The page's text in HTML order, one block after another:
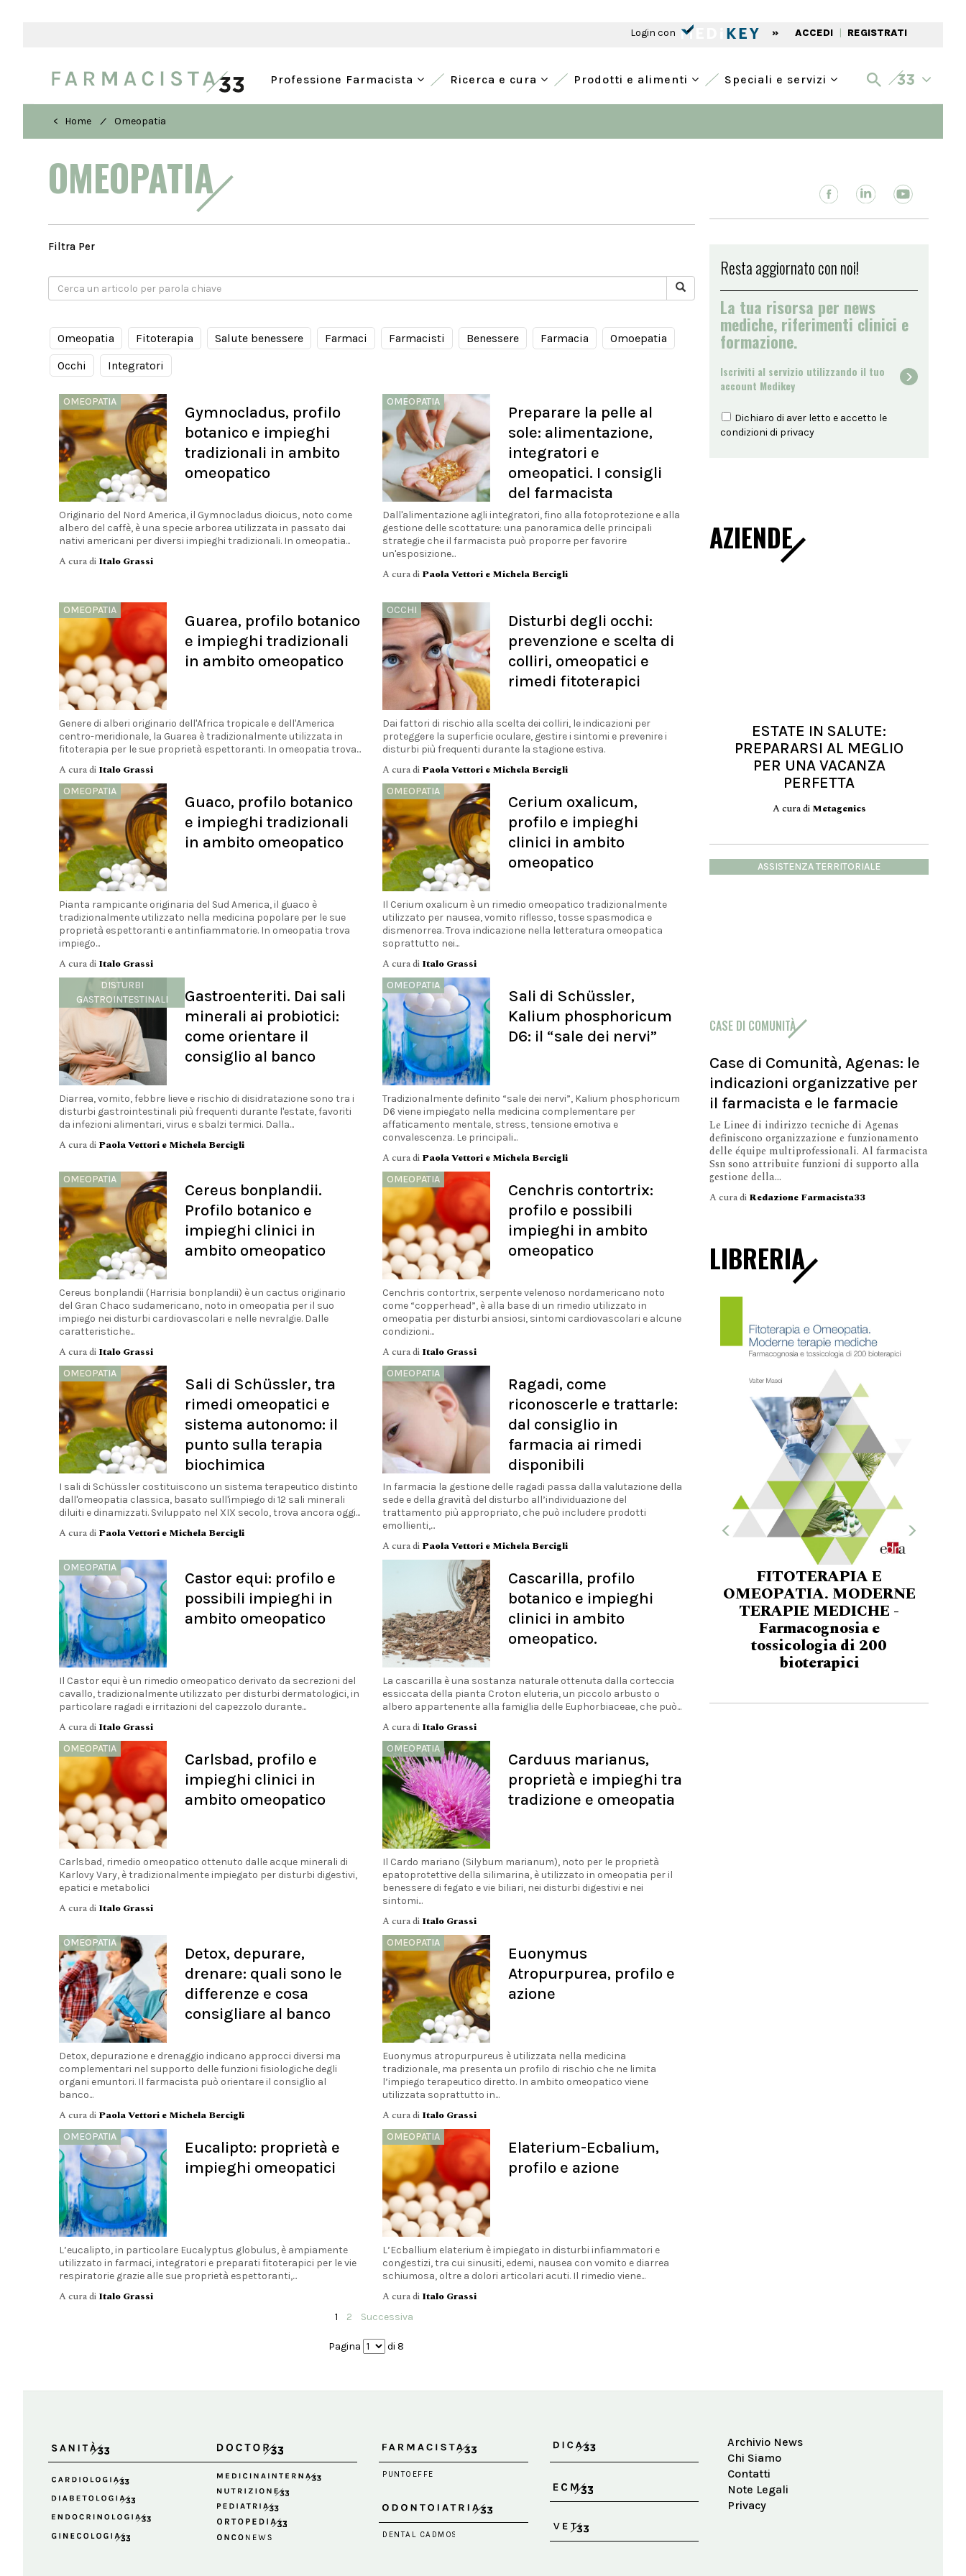
Login con » ACCEDI | REGISTRATI
Professione Farmacista Ricerca e cura Prodotti e alimenti Speciali e servizi
< Home / Omeopatia
OMEOPATIA
Filtra Per
Omeopatia Fitoterapia Salute benessere Farmaci Farmacisti Benessere Farmacia
Omoepatia
Occhi
Integratori
OMEOPATIA
Gymnocladus, profilo
botanico e impieghi
tradizionali in ambito
omeopatico
Originario del Nord America, il Gymnocladus dioicus, noto come
albero del caffè, è una specie arborea utilizzata in passato dai
nativi americani per diversi impieghi tradizionali. In omeopatia...
A cura di Italo Grassi
OMEOPATIA
Preparare la pelle al
sole: alimentazione,
integratori e
omeopatici. I consigli
del farmacista
Dall'alimentazione agli integratori, fino alla fotoprotezione e alla
gestione delle scottature: una panoramica delle principali
strategie che il farmacista può proporre per favorire
un'esposizione...
A cura di Paola Vettori e Michela Bercigli
OMEOPATIA
Guarea, profilo botanico
e impieghi tradizionali
in ambito omeopatico
Genere di alberi originario dell'Africa tropicale e dell'America
centro-meridionale, la Guarea è tradizionalmente utilizzata in
fitoterapia per le sue proprietà espettoranti. In omeopatia trova...
A cura di Italo Grassi
OCCHI
Disturbi degli occhi:
prevenzione e scelta di
colliri, omeopatici e
rimedi fitoterapici
Dai fattori di rischio alla scelta dei colliri, le indicazioni per
proteggere la superficie oculare, gestire i sintomi e prevenire i
disturbi più frequenti durante la stagione estiva.
A cura di Paola Vettori e Michela Bercigli
OMEOPATIA
Guaco, profilo botanico
e impieghi tradizionali
in ambito omeopatico
Pianta rampicante originaria del Sud America, il guaco è
tradizionalmente utilizzato nella medicina popolare per le sue
proprietà espettoranti e antinfiammatorie. In omeopatia trova
impiego...
A cura di Italo Grassi
OMEOPATIA
Cerium oxalicum,
profilo e impieghi
clinici in ambito
omeopatico
Il Cerium oxalicum è un rimedio omeopatico tradizionalmente
utilizzato per nausea, vomito riflesso, tosse spasmodica e
dismenorrea. Trova indicazione nella letteratura omeopatica
soprattutto nei...
A cura di Italo Grassi
DISTURBI
GASTROINTESTINALI
Gastroenteriti. Dai sali
minerali ai probiotici:
come orientare il
consiglio al banco
Diarrea, vomito, febbre lieve e rischio di disidratazione sono tra i
disturbi gastrointestinali più frequenti durante l'estate, favoriti
da infezioni alimentari, virus e sbalzi termici. Dalla...
A cura di Paola Vettori e Michela Bercigli
OMEOPATIA
Sali di Schüssler,
Kalium phosphoricum
D6: il “sale dei nervi”
Tradizionalmente definito “sale dei nervi”, Kalium phosphoricum
D6 viene impiegato nella medicina complementare per
affaticamento mentale, stress, tensione emotiva e
convalescenza. Le principali...
A cura di Paola Vettori e Michela Bercigli
OMEOPATIA
Cereus bonplandii.
Profilo botanico e
impieghi clinici in
ambito omeopatico
Cereus bonplandii (Harrisia bonplandii) è un cactus originario
del Gran Chaco sudamericano, noto in omeopatia per il suo
impiego nei disturbi cardiovascolari e nelle nevralgie. Dalle
caratteristiche...
A cura di Italo Grassi
OMEOPATIA
Cenchris contortrix:
profilo e possibili
impieghi in ambito
omeopatico
Cenchris contortrix, serpente velenoso nordamericano noto
come “copperhead”, è alla base di un rimedio utilizzato in
omeopatia per disturbi ansiosi, sintomi cardiovascolari e alcune
condizioni...
A cura di Italo Grassi
OMEOPATIA
Sali di Schüssler, tra
rimedi omeopatici e
sistema autonomo: il
punto sulla terapia
biochimica
I sali di Schüssler costituiscono un sistema terapeutico distinto
dall'omeopatia classica, basato sull'impiego di 12 sali minerali
diluiti e dinamizzati. Sviluppato nel XIX secolo, trova ancora oggi...
A cura di Paola Vettori e Michela Bercigli
OMEOPATIA
Ragadi, come
riconoscerle e trattarle:
dal consiglio in
farmacia ai rimedi
disponibili
In farmacia la gestione delle ragadi passa dalla valutazione della
sede e della gravità del disturbo all’individuazione del
trattamento più appropriato, che può includere prodotti
emollienti,...
A cura di Paola Vettori e Michela Bercigli
OMEOPATIA
Castor equi: profilo e
possibili impieghi in
ambito omeopatico
Il Castor equi è un rimedio omeopatico derivato da secrezioni del
cavallo, tradizionalmente utilizzato per disturbi dermatologici, in
particolare ragadi e irritazioni del capezzolo durante...
A cura di Italo Grassi
Cascarilla, profilo
botanico e impieghi
clinici in ambito
omeopatico.
La cascarilla è una sostanza naturale ottenuta dalla corteccia
essiccata della pianta Croton eluteria, un piccolo arbusto o
albero appartenente alla famiglia delle Euphorbiaceae, che può...
A cura di Italo Grassi
OMEOPATIA
Carlsbad, profilo e
impieghi clinici in
ambito omeopatico
Carlsbad, rimedio omeopatico ottenuto dalle acque minerali di
Karlovy Vary, è tradizionalmente impiegato per disturbi digestivi,
epatici e metabolici
A cura di Italo Grassi
OMEOPATIA
Carduus marianus,
proprietà e impieghi tra
tradizione e omeopatia
Il Cardo mariano (Silybum marianum), noto per le proprietà
epatoprotettive della silimarina, è utilizzato in omeopatia per il
benessere di fegato e vie biliari, nei disturbi digestivi e nei
sintomi...
A cura di Italo Grassi
OMEOPATIA
Detox, depurare,
drenare: quali sono le
differenze e cosa
consigliare al banco
Detox, depurazione e drenaggio indicano approcci diversi ma
complementari nel supporto delle funzioni fisiologiche degli
organi emuntori. Il farmacista può orientare il consiglio al
banco...
A cura di Paola Vettori e Michela Bercigli
OMEOPATIA
Euonymus
Atropurpurea, profilo e
azione
Euonymus atropurpureus è utilizzata nella medicina
tradizionale, ma presenta un profilo di rischio che ne limita
l’impiego terapeutico diretto. In ambito omeopatico viene
utilizzata soprattutto in...
A cura di Italo Grassi
OMEOPATIA
Eucalipto: proprietà e
impieghi omeopatici
L’eucalipto, in particolare Eucalyptus globulus, è ampiamente
utilizzato in farmaci, integratori e preparati fitoterapici per le vie
respiratorie grazie alle sue proprietà espettoranti,...
A cura di Italo Grassi
OMEOPATIA
Elaterium-Ecbalium,
profilo e azione
L’Ecballium elaterium è impiegato in disturbi infiammatori e
congestizi, tra cui sinusiti, edemi, nausea con vomito e diarrea
schiumosa, oltre a dolori articolari acuti. Il rimedio viene...
A cura di Italo Grassi
1 2 Successiva
Pagina di 8
Resta aggiornato con noi!
La tua risorsa per news
mediche, riferimenti clinici e
formazione.
Iscriviti al servizio utilizzando il tuo
account Medikey
Dichiaro di aver letto e accetto le
condizioni di privacy
AZIENDE
ESTATE IN SALUTE:
PREPARARSI AL MEGLIO
PER UNA VACANZA
PERFETTA
A cura di Metagenics
ASSISTENZA TERRITORIALE
CASE DI COMUNITÀ
Case di Comunità, Agenas: le
indicazioni organizzative per
il farmacista e le farmacie
Le Linee di indirizzo tecniche di Agenas
definiscono organizzazione e funzionamento
delle équipe multiprofessionali. Al farmacista
Ssn sono attribuite funzioni di supporto alla
gestione della...
A cura di Redazione Farmacista33
LIBRERIA
FITOTERAPIA E
OMEOPATIA. MODERNE
TERAPIE MEDICHE -
Farmacognosia e
tossicologia di 200
bioterapici
Archivio News
Chi Siamo
Contatti
Note Legali
Privacy